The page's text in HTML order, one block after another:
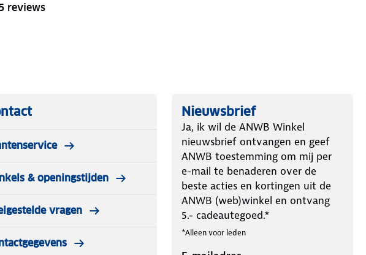
reviews
& openingstijden
vragen
Nieuwsbrief
Ja, ik wil de ANWB Winkel
nieuwsbrief ontvangen en geef
ANWB toestemming om mij per
e-mail te benaderen over de
beste acties en kortingen uit de
ANWB (web)winkel en ontvang
5.- cadeautegoed.*
*Alleen voor leden